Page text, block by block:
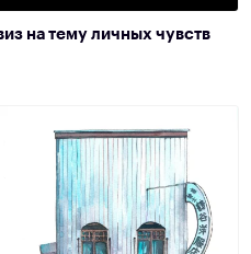
на тему личных чувств